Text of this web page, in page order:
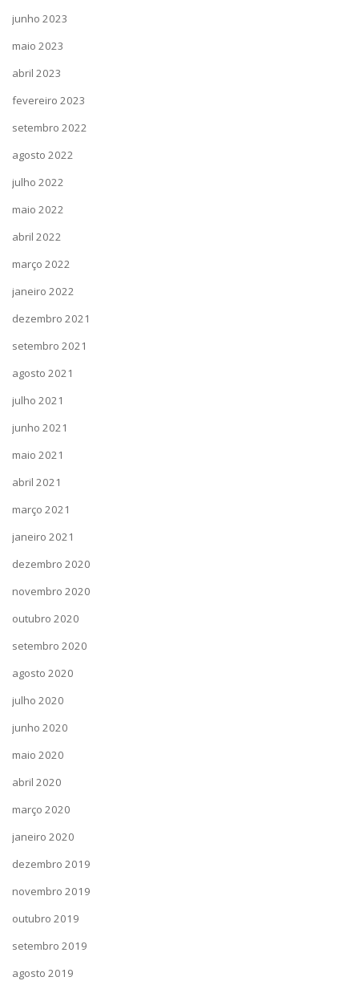
junho 2023
maio 2023
abril 2023
fevereiro 2023
setembro 2022
agosto 2022
julho 2022
maio 2022
abril 2022
março 2022
janeiro 2022
dezembro 2021
setembro 2021
agosto 2021
julho 2021
junho 2021
maio 2021
abril 2021
março 2021
janeiro 2021
dezembro 2020
novembro 2020
outubro 2020
setembro 2020
agosto 2020
julho 2020
junho 2020
maio 2020
abril 2020
março 2020
janeiro 2020
dezembro 2019
novembro 2019
outubro 2019
setembro 2019
agosto 2019